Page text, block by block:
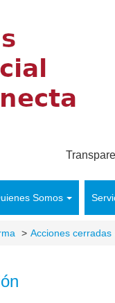
Somos
Acciones cerradas